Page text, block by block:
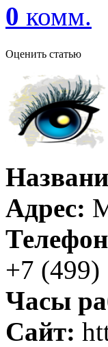
0 комм.
Оценить статью
Адрес:
+7 (499)
Часы
Сайт: